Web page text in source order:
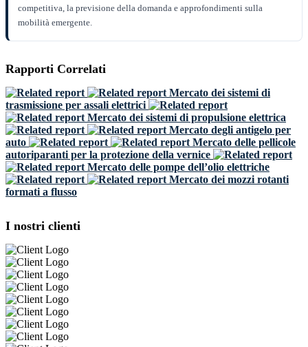
competitiva, la previsione della domanda e approfondimenti sulla
mobilità emergente.
Rapporti Correlati
Mercato dei sistemi di
trasmissione per assali elettrici
Mercato dei sistemi di propulsione elettrica
Mercato degli antigelo per
auto
Mercato delle pellicole
autoriparanti per la protezione della vernice
Mercato delle pompe dell’olio elettriche
Mercato dei mozzi rotanti
formati a flusso
I nostri clienti